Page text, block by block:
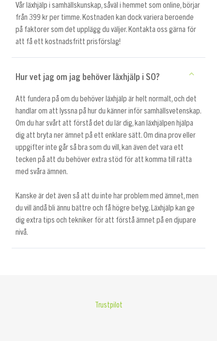
Vår läxhjälp i samhällskunskap, såväl i hemmet som online, börjar
från 399 kr per timme. Kostnaden kan dock variera beroende
på faktorer som det upplägg du väljer. Kontakta oss gärna för
att få ett kostnadsfritt prisförslag!
Hur vet jag om jag behöver läxhjälp i SO?
Att fundera på om du behöver läxhjälp är helt normalt, och det
handlar om att lyssna på hur du känner inför samhällsvetenskap.
Om du har svårt att förstå det du lär dig, kan läxhjälpen hjälpa
dig att bryta ner ämnet på ett enklare sätt. Om dina prov eller
uppgifter inte går så bra som du vill, kan även det vara ett
tecken på att du behöver extra stöd för att komma till rätta
med svåra ämnen.
Kanske är det även så att du inte har problem med ämnet, men
du vill ändå bli ännu bättre och få högre betyg. Läxhjälp kan ge
dig extra tips och tekniker för att förstå ämnet på en djupare
nivå.
Trustpilot